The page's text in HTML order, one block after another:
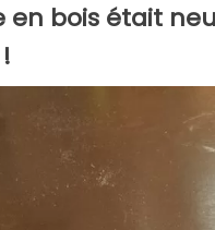
en bois était